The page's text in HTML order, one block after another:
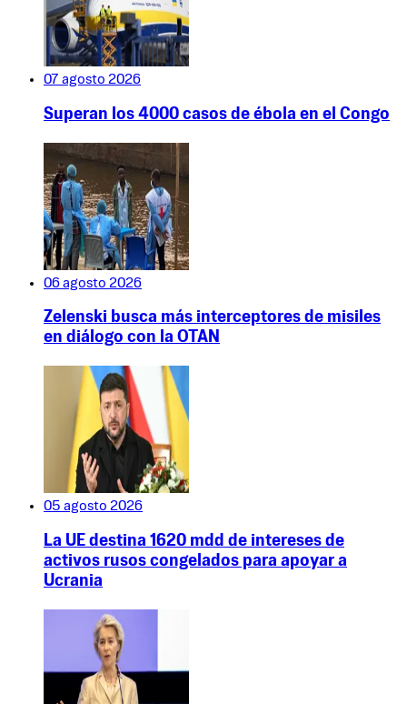
07 agosto 2026
Superan los 4000 casos de ébola en el Congo
06 agosto 2026
Zelenski busca más interceptores de misiles
en diálogo con la OTAN
05 agosto 2026
La UE destina 1620 mdd de intereses de
activos rusos congelados para apoyar a
Ucrania